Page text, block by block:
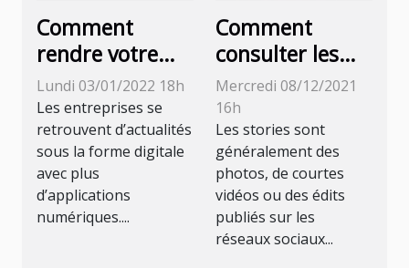
Comment
rendre votre
entreprise
digitale ?
Lundi 03/01/2022 18h
Les entreprises se
retrouvent d’actualités
sous la forme digitale
avec plus
d’applications
numériques....
Comment
consulter les
stories sur
Instagram de
manière
anonyme ?
Mercredi 08/12/2021
16h
Les stories sont
généralement des
photos, de courtes
vidéos ou des édits
publiés sur les
réseaux sociaux...